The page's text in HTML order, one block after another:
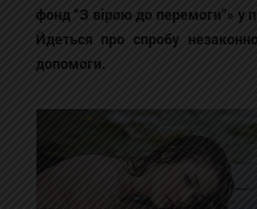
фонд “З вірою до перемоги”» у
Йдеться про спробу
допомоги.